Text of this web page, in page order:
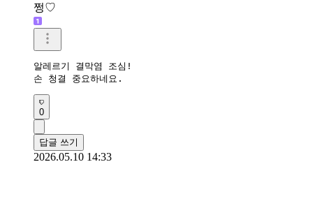
쩡♡
알레르기 결막염 조심!
손 청결 중요하네요.
0
답글 쓰기
2026.05.10 14:33